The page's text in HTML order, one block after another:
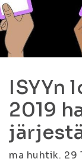
ISYYn
2019
ma huhtik. 29